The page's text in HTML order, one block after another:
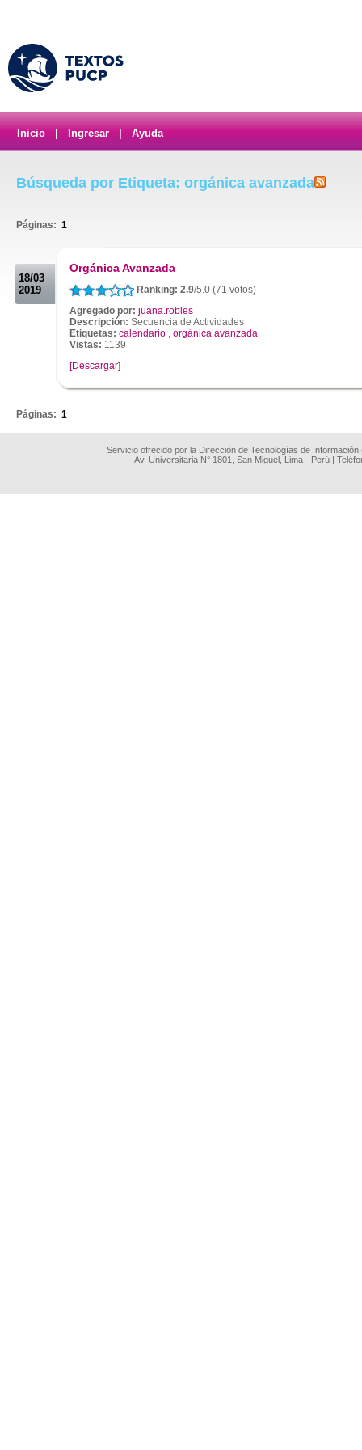
Inicio Ingresar Ayuda
Búsqueda por Etiqueta: orgánica avanzada
Páginas: 1
18/03
2019
Orgánica Avanzada
Ranking: 2.9/5.0 (71 votos)
Agregado por: juana.robles
Descripción: Secuencia de Actividades
Etiquetas: calendario , orgánica avanzada
Vistas: 1139
[Descargar]
Páginas: 1
Servicio ofrecido por la Dirección de Tecnologías de
Av. Universitaria N° 1801, San Miguel, Lima - Perú |